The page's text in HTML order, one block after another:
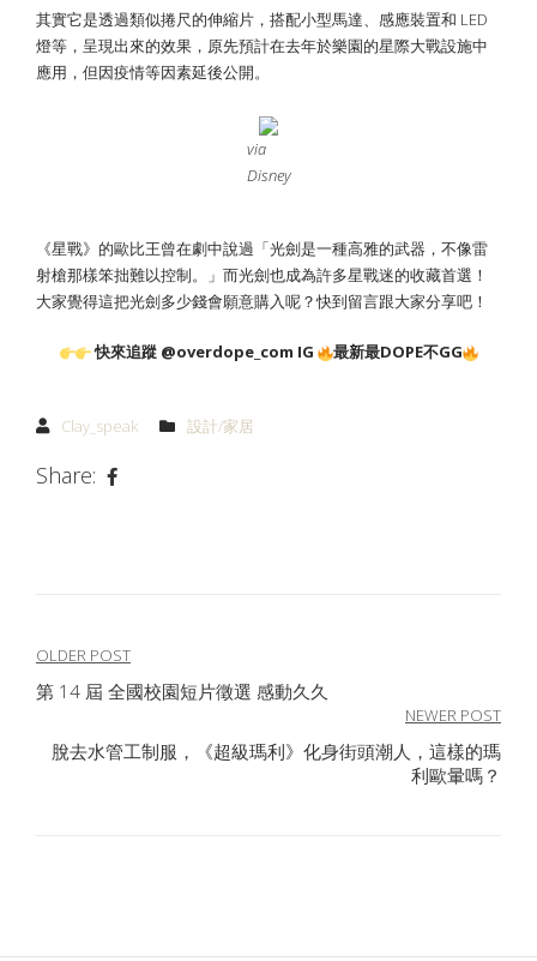
其實它是透過類似捲尺的伸縮片，搭配小型馬達、感應裝置和 LED
燈等，呈現出來的效果，原先預計在去年於樂園的星際大戰設施中
應用，但因疫情等因素延後公開。
via
Disney
《星戰》的歐比王曾在劇中說過「光劍是一種高雅的武器，不像雷
射槍那樣笨拙難以控制。」而光劍也成為許多星戰迷的收藏首選！
大家覺得這把光劍多少錢會願意購入呢？快到留言跟大家分享吧！
快來追蹤 @overdope_com IG 最新最DOPE不GG
Clay_speak 設計/家居
Share:
文
章
導
OLDER POST
第 14 屆 全國校園短片徵選 感動久久
NEWER POST
脫去水管工制服，《超級瑪利》化身街頭潮人，這樣的瑪
利歐暈嗎？